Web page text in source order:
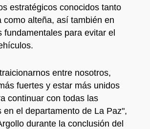
estratégicos conocidos tanto
como alteña, así también en
fundamentales para evitar el
entre nosotros,
fuertes y estar más unidos
continuar con todas las
en el departamento de La Paz",
durante la conclusión del